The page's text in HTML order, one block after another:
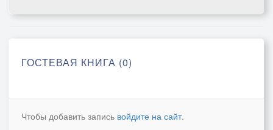
ГОСТЕВАЯ КНИГА (0)
Чтобы добавить запись войдите на сайт.